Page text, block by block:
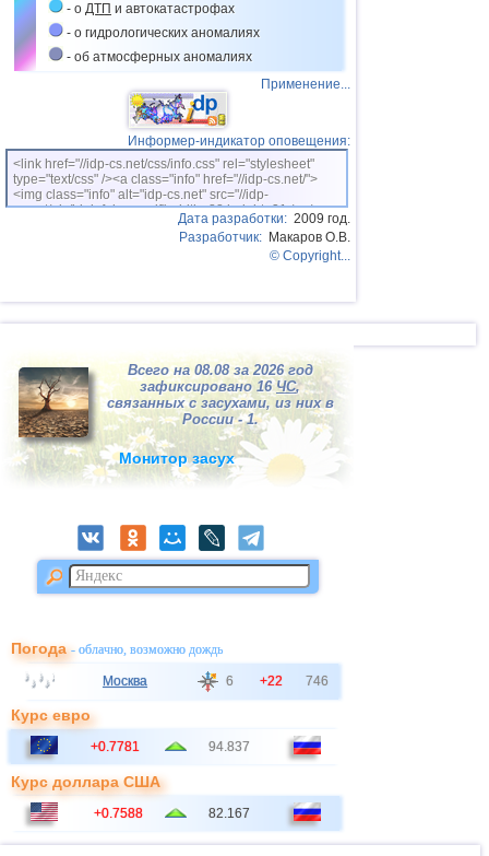
- о ДТП и автокатастрофах
- о гидрологических аномалиях
- об атмосферных аномалиях
Применение...
Информер-индикатор оповещения:
<link href="//idp-cs.net/css/info.css" rel="stylesheet"
type="text/css" /><a class="info" href="//idp-cs.net/">
<img class="info" alt="idp-cs.net" src="//idp-
cs.net/pix/idpinfok_sm.gif" width=88 height=31 /></a>
Дата разработки: 2009 год.
Разработчик: Макаров О.В.
© Copyright...
Всего на 08.08 за 2026 год
зафиксировано 16ЧС,
связанных с засухами, из них в
России - 1.
Монитор засух
Погода- облачно, возможно дождь
Москва 6 +22 746
Курс евро
+0.7781 94.837
Курс доллара США
+0.7588 82.167